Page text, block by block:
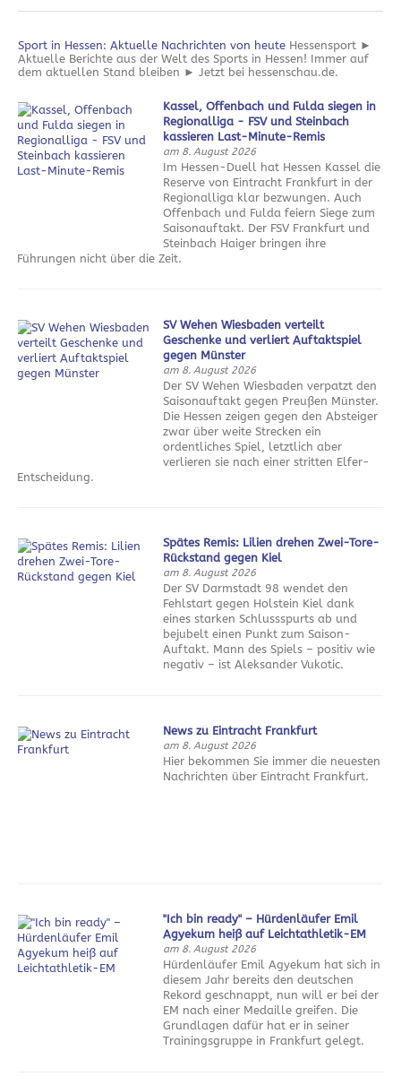
Sport in Hessen: Aktuelle Nachrichten von heute Hessensport ►
Aktuelle Berichte aus der Welt des Sports in Hessen! Immer auf
dem aktuellen Stand bleiben ► Jetzt bei hessenschau.de.
Kassel, Offenbach und Fulda siegen in
Regionalliga - FSV und Steinbach
kassieren Last-Minute-Remis
am 8. August 2026
Im Hessen-Duell hat Hessen Kassel die
Reserve von Eintracht Frankfurt in der
Regionalliga klar bezwungen. Auch
Offenbach und Fulda feiern Siege zum
Saisonauftakt. Der FSV Frankfurt und
Steinbach Haiger bringen ihre
Führungen nicht über die Zeit.
SV Wehen Wiesbaden verteilt
Geschenke und verliert Auftaktspiel
gegen Münster
am 8. August 2026
Der SV Wehen Wiesbaden verpatzt den
Saisonauftakt gegen Preußen Münster.
Die Hessen zeigen gegen den Absteiger
zwar über weite Strecken ein
ordentliches Spiel, letztlich aber
verlieren sie nach einer stritten Elfer-
Entscheidung.
Spätes Remis: Lilien drehen Zwei-Tore-
Rückstand gegen Kiel
am 8. August 2026
Der SV Darmstadt 98 wendet den
Fehlstart gegen Holstein Kiel dank
eines starken Schlussspurts ab und
bejubelt einen Punkt zum Saison-
Auftakt. Mann des Spiels – positiv wie
negativ – ist Aleksander Vukotic.
News zu Eintracht Frankfurt
am 8. August 2026
Hier bekommen Sie immer die neuesten
Nachrichten über Eintracht Frankfurt.
"Ich bin ready" – Hürdenläufer Emil
Agyekum heiß auf Leichtathletik-EM
am 8. August 2026
Hürdenläufer Emil Agyekum hat sich in
diesem Jahr bereits den deutschen
Rekord geschnappt, nun will er bei der
EM nach einer Medaille greifen. Die
Grundlagen dafür hat er in seiner
Trainingsgruppe in Frankfurt gelegt.